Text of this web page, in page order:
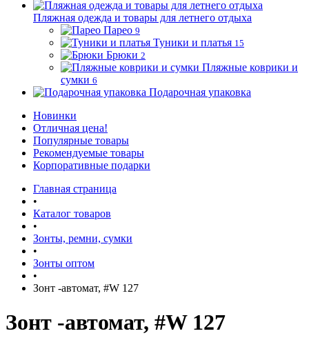
Пляжная одежда и товары для летнего отдыха
Парео 9
Туники и платья 15
Брюки 2
Пляжные коврики и
сумки 6
Подарочная упаковка
Новинки
Отличная цена!
Популярные товары
Рекомендуемые товары
Корпоративные подарки
Главная страница
•
Каталог товаров
•
Зонты, ремни, сумки
•
Зонты оптом
•
Зонт -автомат, #W 127
Зонт -автомат, #W 127